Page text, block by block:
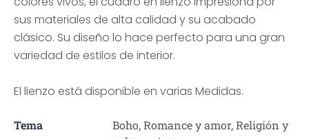
sus materiales de alta calidad y su acabado
clásico. Su diseño lo hace perfecto para una gran
variedad de estilos de interior.
El lienzo está disponible en varias Medidas.
Tema
Boho, Romance y amor, Religión y